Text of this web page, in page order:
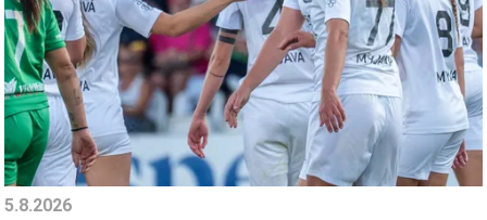
5.8.2026